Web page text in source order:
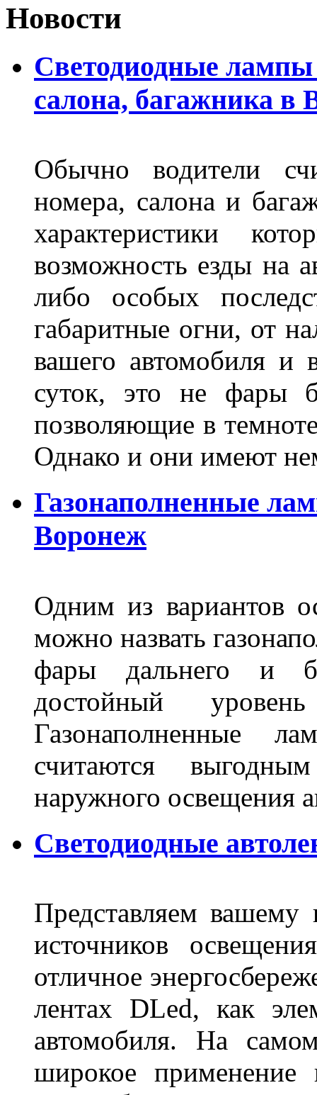
Новости
Светодиодные лампы
салона, багажника в
Обычно водители
номера, салона и
характеристики
возможность езды на
либо особых
габаритные огни, от
вашего автомобиля и
суток, это не фары
позволяющие в
Однако и они имеют
Газонаполненные
Воронеж
Одним из вариантов
можно назвать
фары дальнего и
достойный
Газонаполненные
считаются
наружного освещения
Светодиодные
Представляем
источников
отличное
лентах DLed, как
автомобиля. На
широкое